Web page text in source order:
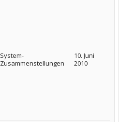
System-
Zusammenstellungen
10. Juni
2010